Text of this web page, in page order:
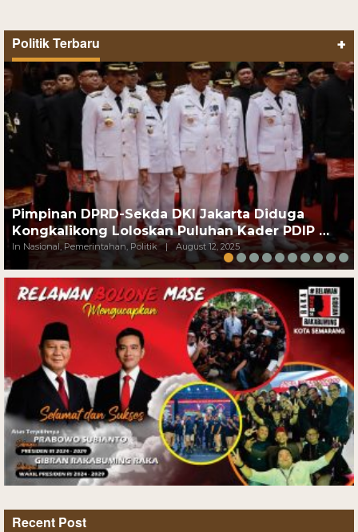
Politik Terbaru +
Pimpinan DPRD-Sekda DKI Jakarta Diduga
Kongkalikong Loloskan Puluhan Kader PDIP …
In Nasional, Pemerintahan, Politik | August 12, 2025
Recent Post